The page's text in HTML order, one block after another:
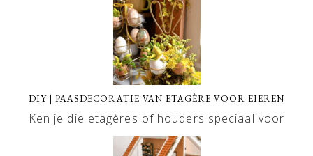
DIY | PAASDECORATIE VAN ETAGÈRE VOOR EIEREN
Ken je die etagères of houders speciaal voor